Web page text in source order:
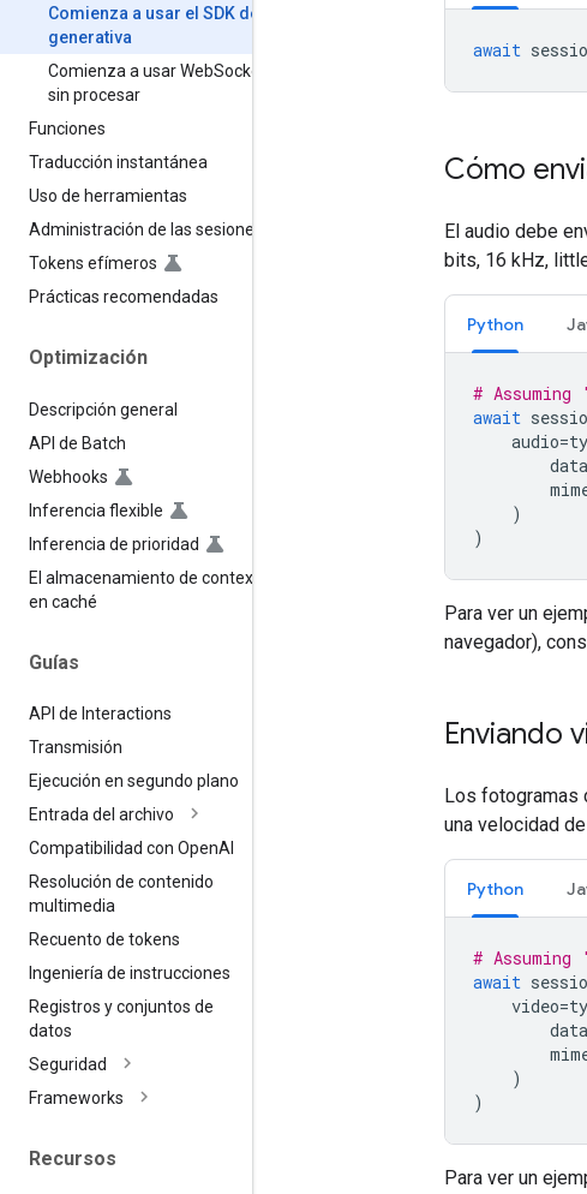
Comienza a usar el SDK de IA
generativa
Comienza a usar WebSockets
sin procesar
Funciones
Traducción instantánea
Uso de herramientas
Administración de las sesiones
Tokens efímeros
Prácticas recomendadas
Optimización
Descripción general
API de Batch
Webhooks
Inferencia flexible
Inferencia de prioridad
El almacenamiento de contexto
en caché
Guías
API de Interactions
Transmisión
Ejecución en segundo plano
Entrada del archivo
Compatibilidad con OpenAI
Resolución de contenido
multimedia
Recuento de tokens
Ingeniería de instrucciones
Registros y conjuntos de
datos
Seguridad
Frameworks
Recursos
await
Cómo
El audio debe
bits, 16 kHz,
Python
#
await
audio=
data
)
)
Para ver un
navegador),
Enviando
Los fotogramas
una velocidad
Python
# Assuming
await
video=
data
)
)
Para ver un